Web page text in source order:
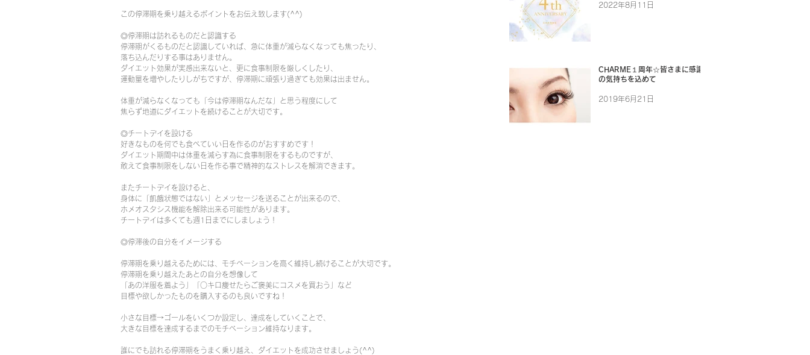
この停滞期を乗り越えるポイントをお伝え致します(^^)
◎停滞期は訪れるものだと認識する
停滞期がくるものだと認識していれば、急に体重が減らなくなっても焦ったり、
落ち込んだりする事はありません。
ダイエット効果が実感出来ないと、更に食事制限を厳しくしたり、
運動量を増やしたりしがちですが、停滞期に頑張り過ぎても効果は出ません。
体重が減らなくなっても「今は停滞期なんだな」と思う程度にして
焦らず地道にダイエットを続けることが大切です。
◎チートデイを設ける
好きなものを何でも食べていい日を作るのがおすすめです！
ダイエット期間中は体重を減らす為に食事制限をするものですが、
敢えて食事制限をしない日を作る事で精神的なストレスを解消できます。
またチートデイを設けると、
身体に「飢餓状態ではない」とメッセージを送ることが出来るので、
ホメオスタシス機能を解除出来る可能性があります。
チートデイは多くても週1日までにしましょう！
◎停滞後の自分をイメージする
停滞期を乗り越えるためには、モチベーションを高く維持し続けることが大切です。
停滞期を乗り越えたあとの自分を想像して
「あの洋服を着よう」「○キロ痩せたらご褒美にコスメを買おう」など
目標や欲しかったものを購入するのも良いですね！
小さな目標→ゴールをいくつか設定し、達成をしていくことで、
大きな目標を達成するまでのモチベーション維持なります。
誰にでも訪れる停滞期をうまく乗り越え、ダイエットを成功させましょう(^^)
2022年8月11日
CHARME１周年☆皆さまに感謝
の気持ちを込めて
2019年6月21日